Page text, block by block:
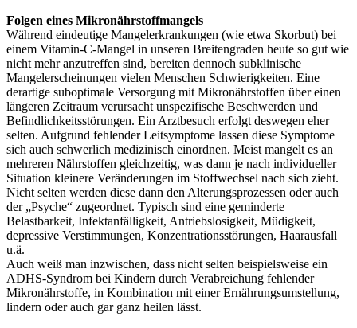
Folgen eines Mikronährstoffmangels
Während eindeutige Mangelerkrankungen (wie etwa Skorbut) bei
einem Vitamin-C-Mangel in unseren Breitengraden heute so gut wie
nicht mehr anzutreffen sind, bereiten dennoch subklinische
Mangelerscheinungen vielen Menschen Schwierigkeiten. Eine
derartige suboptimale Versorgung mit Mikronährstoffen über einen
längeren Zeitraum verursacht unspezifische Beschwerden und
Befindlichkeitsstörungen. Ein Arztbesuch erfolgt deswegen eher
selten. Aufgrund fehlender Leitsymptome lassen diese Symptome
sich auch schwerlich medizinisch einordnen. Meist mangelt es an
mehreren Nährstoffen gleichzeitig, was dann je nach individueller
Situation kleinere Veränderungen im Stoffwechsel nach sich zieht.
Nicht selten werden diese dann den Alterungsprozessen oder auch
der „Psyche“ zugeordnet. Typisch sind eine geminderte
Belastbarkeit, Infektanfälligkeit, Antriebslosigkeit, Müdigkeit,
depressive Verstimmungen, Konzentrationsstörungen, Haarausfall
u.ä.
Auch weiß man inzwischen, dass nicht selten beispielsweise ein
ADHS-Syndrom bei Kindern durch Verabreichung fehlender
Mikronährstoffe, in Kombination mit einer Ernährungsumstellung,
lindern oder auch gar ganz heilen lässt.